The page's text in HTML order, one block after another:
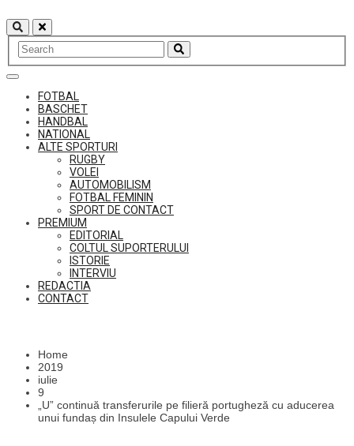
to
content
FOTBAL
BASCHET
HANDBAL
NATIONAL
ALTE SPORTURI
RUGBY
VOLEI
AUTOMOBILISM
FOTBAL FEMININ
SPORT DE CONTACT
PREMIUM
EDITORIAL
COLTUL SUPORTERULUI
ISTORIE
INTERVIU
REDACTIA
CONTACT
Home
2019
iulie
9
„U” continuă transferurile pe filieră portugheză cu aducerea
unui fundaș din Insulele Capului Verde